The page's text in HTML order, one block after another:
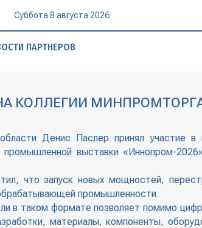
Суббота 8 августа 2026
ПАРТНЕРОВ
КОЛЛЕГИИ
Денис Паслер принял участие в
выставки «Иннопром-
что запуск новых мощностей,
промышленности.
в таком формате позволяет помимо
материалы, компоненты,